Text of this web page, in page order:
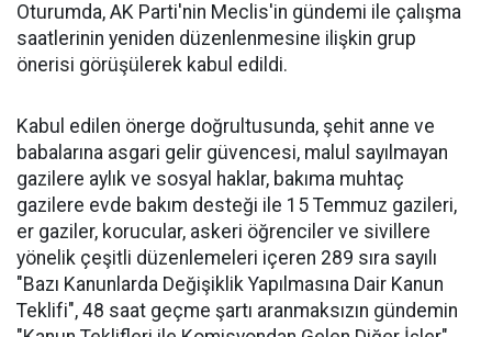
Oturumda, AK Parti'nin Meclis'in gündemi ile çalışma
saatlerinin yeniden düzenlenmesine ilişkin grup
önerisi görüşülerek kabul edildi.
Kabul edilen önerge doğrultusunda, şehit anne ve
babalarına asgari gelir güvencesi, malul sayılmayan
gazilere aylık ve sosyal haklar, bakıma muhtaç
gazilere evde bakım desteği ile 15 Temmuz gazileri,
er gaziler, korucular, askeri öğrenciler ve sivillere
yönelik çeşitli düzenlemeleri içeren 289 sıra sayılı
"Bazı Kanunlarda Değişiklik Yapılmasına Dair Kanun
Teklifi", 48 saat geçme şartı aranmaksızın gündemin